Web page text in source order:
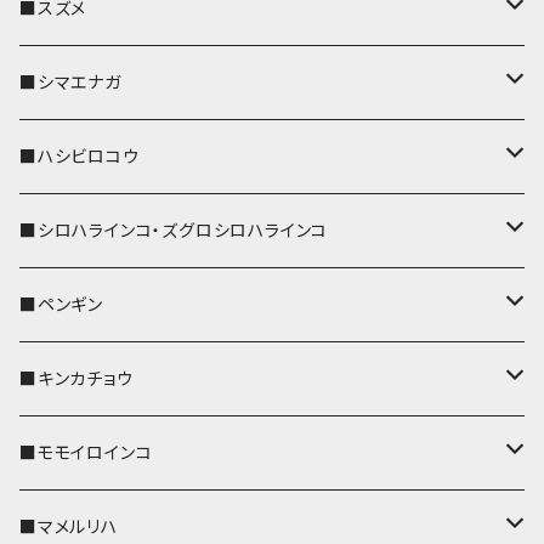
リール付きストラップ
リールのみ
ストラップ付
IDカードホルダー
キーケース
名刺入れ・カードケース
コインケース
メガネケース
ポシェット・バッグ
帆布・デニム
Apple Watchバンド
パスケース
リール付きストラップ
リールのみ
ストラップ付
キーケース
名刺入れ・カードケース
メガネケース
IDカードホルダー
ポシェット・バッグ
帆布・デニム
ポーチ
キーホルダー
パスケース
IDカードホルダー
リール付きストラップ
リールのみ
ストラップ付
キーケース
名刺入れ・カードケース
ポシェット・バッグ
帆布・デニム
ポーチ
キーカバー
キーホルダー
パスケース
リール付きストラップ
リールのみ
ストラップ付
メガネケース
コインケース
IDカードホルダー
ポーチ
■スズメ
キーカバー
キーホルダー
パスケース
リール付きストラップ
リールのみ
ストラップ付
IDカードホルダー
メガネケース
コインケース
■シマエナガ
キーカバー
キーホルダー
パスケース
IDカードホルダー
リール付きストラップ
リールのみ
キーケース
■ハシビロコウ
キーカバー
キーホルダー
リール付きストラップ
リールのみ
ストラップ付
レザートレイ
パスケース
■シロハラインコ・ズグロシロハラインコ
キーカバー
キーホルダー
リール付きストラップ
リールのみ
パスケース
■ペンギン
キーカバー
キーホルダー
パスケース
■キンカチョウ
キーカバー
AppleWatchバンド
■モモイロインコ
キーカバー
■マメルリハ